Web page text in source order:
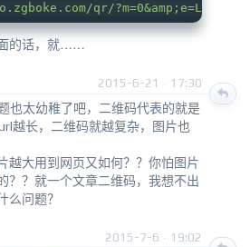
qr/
的话，就……
2015-6-21 · 17:30
也太幼稚了吧，二维码代表的就是
越长，二维码就越复杂，图片也
越大用到网页又如何？？你怕图片
？？就一个文章二维码，我想不出
么问题？
2015-7-6 · 19:02